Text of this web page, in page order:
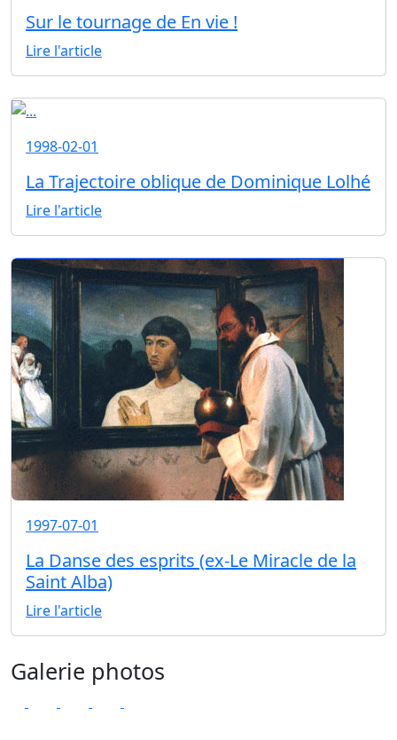
Sur le tournage de En vie !
Lire l'article
1998-02-01
La Trajectoire oblique de Dominique Lolhé
Lire l'article
1997-07-01
La Danse des esprits (ex-Le Miracle de la
Saint Alba)
Lire l'article
Galerie photos